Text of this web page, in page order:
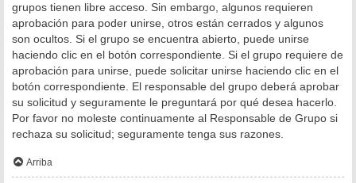
grupos tienen libre acceso. Sin embargo, algunos requieren
aprobación para poder unirse, otros están cerrados y algunos
son ocultos. Si el grupo se encuentra abierto, puede unirse
haciendo clic en el botón correspondiente. Si el grupo requiere de
aprobación para unirse, puede solicitar unirse haciendo clic en el
botón correspondiente. El responsable del grupo deberá aprobar
su solicitud y seguramente le preguntará por qué desea hacerlo.
Por favor no moleste continuamente al Responsable de Grupo si
rechaza su solicitud; seguramente tenga sus razones.
Arriba